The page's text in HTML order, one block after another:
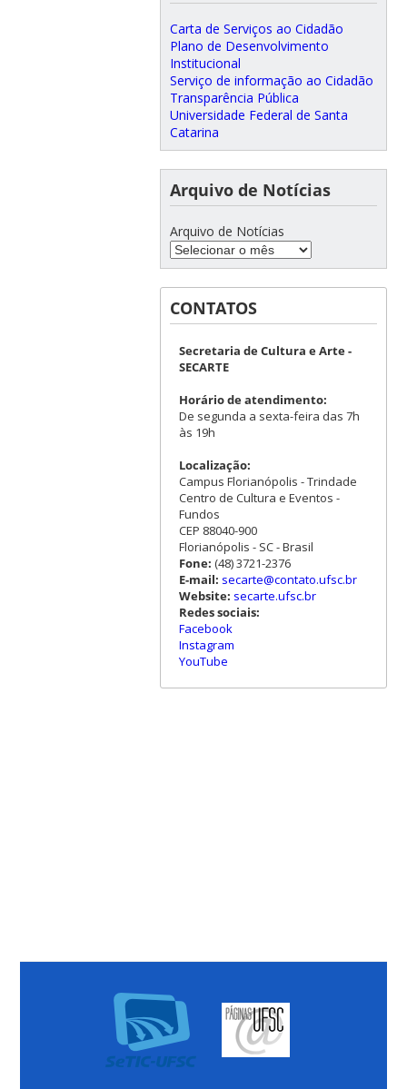
Carta de Serviços ao Cidadão
Plano de Desenvolvimento
Institucional
Serviço de informação ao Cidadão
Transparência Pública
Universidade Federal de Santa
Catarina
Arquivo de Notícias
Arquivo de Notícias
CONTATOS
Secretaria de Cultura e Arte -
SECARTE
Horário de atendimento:
De segunda a sexta-feira das 7h
às 19h
Localização:
Campus Florianópolis - Trindade
Centro de Cultura e Eventos -
Fundos
CEP 88040-900
Florianópolis - SC - Brasil
Fone: (48) 3721-2376
E-mail: secarte@contato.ufsc.br
Website: secarte.ufsc.br
Redes sociais:
Facebook
Instagram
YouTube